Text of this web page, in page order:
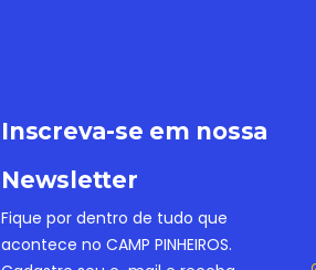
Inscreva-se em nossa
Newsletter
Fique por dentro de tudo que
acontece no CAMP PINHEIROS.